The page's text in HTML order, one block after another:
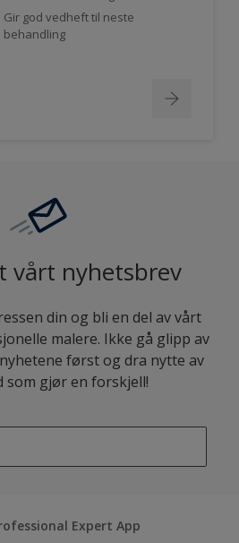
Gir god vedheft til neste
behandling
vårt nyhetsbrev
din og bli en del av vårt
malere. Ikke gå glipp av
først og dra nytte av
som gjør en forskjell!
Expert App